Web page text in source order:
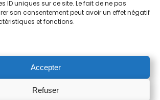
ID uniques sur ce site. Le fait de ne pas
son consentement peut avoir un effet négatif
et fonctions.
Accepter
Refuser
77185 LOGNES
contact@helico.org